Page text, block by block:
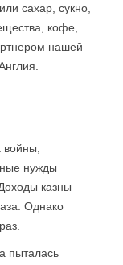
сахар, сукно,
кофе,
нашей
нужды
казны
Однако
пыталась